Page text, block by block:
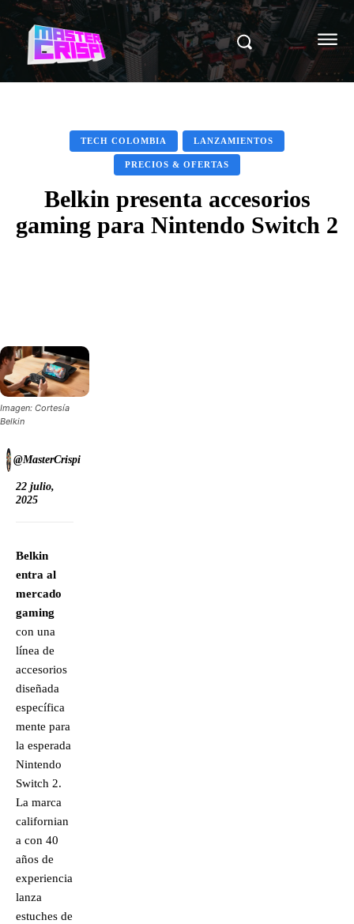
TECH COLOMBIA LANZAMIENTOS
PRECIOS & OFERTAS
Belkin presenta accesorios
gaming para Nintendo Switch 2
Imagen: Cortesía
Belkin
@MasterCrispi
22 julio,
2025
Belkin
entra al
mercado
gaming
con una
línea de
accesorios
diseñada
específica
mente para
la esperada
Nintendo
Switch 2.
La marca
californian
a con 40
años de
experiencia
lanza
estuches de